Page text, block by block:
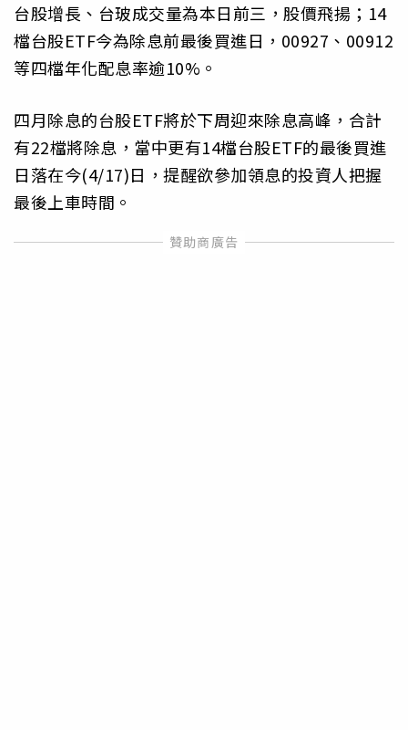
台股增長、台玻成交量為本日前三，股價飛揚；14
檔台股ETF今為除息前最後買進日，00927、00912
等四檔年化配息率逾10%。
四月除息的台股ETF將於下周迎來除息高峰，合計
有22檔將除息，當中更有14檔台股ETF的最後買進
日落在今(4/17)日，提醒欲參加領息的投資人把握
最後上車時間。